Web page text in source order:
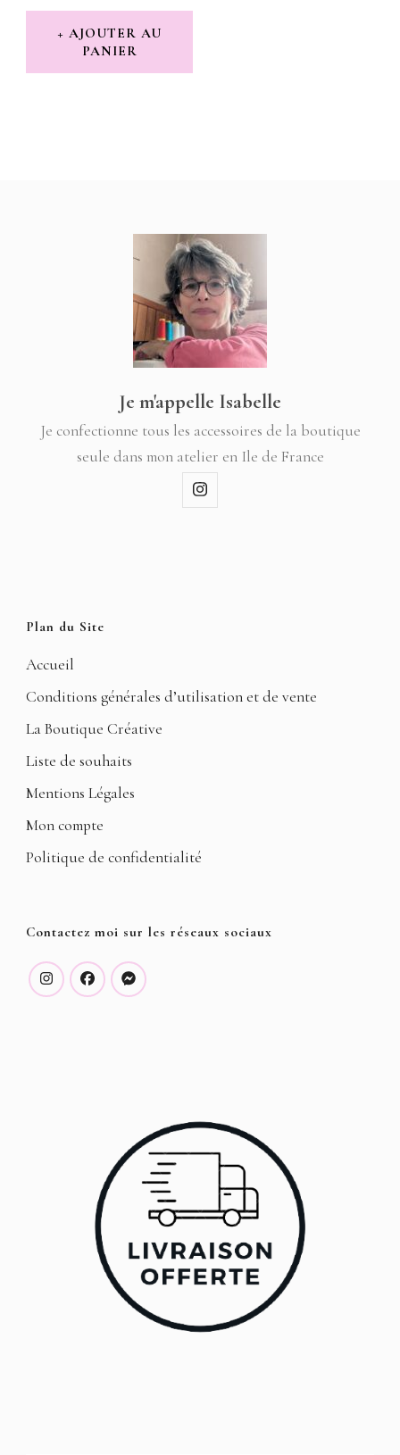
PRIX
INITIAL
ÉTAIT :
10,00 €.
PRIX
ACTUEL
8,00 €.
AJOUTER AU
PANIER
Je m'appelle Isabelle
Je confectionne tous les accessoires de la boutique
seule dans mon atelier en Ile de France
Plan du Site
Accueil
Conditions générales d’utilisation et de vente
La Boutique Créative
Liste de souhaits
Mentions Légales
Mon compte
Politique de confidentialité
Contactez moi sur les réseaux sociaux